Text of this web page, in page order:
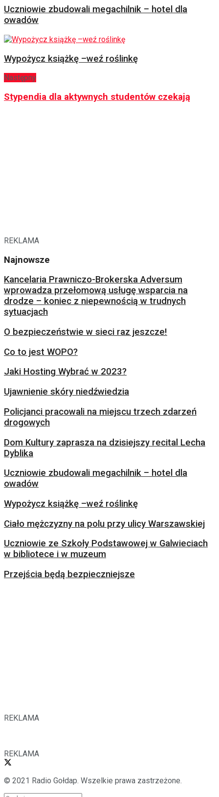
Uczniowie zbudowali megachilnik – hotel dla
owadów
Wypożycz książkę –weź roślinkę
Następny
Stypendia dla aktywnych studentów czekają
REKLAMA
Najnowsze
Kancelaria Prawniczo-Brokerska Adversum
wprowadza przełomową usługę wsparcia na
drodze – koniec z niepewnością w trudnych
sytuacjach
O bezpieczeństwie w sieci raz jeszcze!
Co to jest WOPO?
Jaki Hosting Wybrać w 2023?
Ujawnienie skóry niedźwiedzia
Policjanci pracowali na miejscu trzech zdarzeń
drogowych
Dom Kultury zaprasza na dzisiejszy recital Lecha
Dyblika
Uczniowie zbudowali megachilnik – hotel dla
owadów
Wypożycz książkę –weź roślinkę
Ciało mężczyzny na polu przy ulicy Warszawskiej
Uczniowie ze Szkoły Podstawowej w Galwieciach
w bibliotece i w muzeum
Przejścia będą bezpieczniejsze
REKLAMA
REKLAMA
© 2021 Radio Gołdap. Wszelkie prawa zastrzeżone.